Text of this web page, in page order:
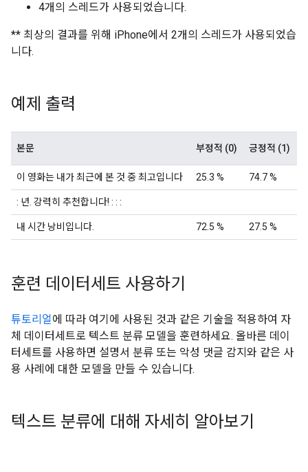
4개의 스레드가 사용되었습니다.
** 최상의 결과를 위해 iPhone에서 2개의 스레드가 사용되었습
니다.
예제 출력
본문 부정적 (0) 긍정적 (1)
이 영화는 내가 최근에 본 것 중 최고입니다 25.3 % 74.7 %
: 년. 강력히 추천합니다! : : :
내 시간 낭비입니다. 72.5 % 27.5 %
훈련 데이터세트 사용하기
튜토리얼에 따라 여기에 사용된 것과 같은 기술을 적용하여 자
체 데이터세트로 텍스트 분류 모델을 훈련하세요. 올바른 데이
터세트를 사용하면 설명서 분류 또는 악성 댓글 감지와 같은 사
용 사례에 대한 모델을 만들 수 있습니다.
텍스트 분류에 대해 자세히 알아보기